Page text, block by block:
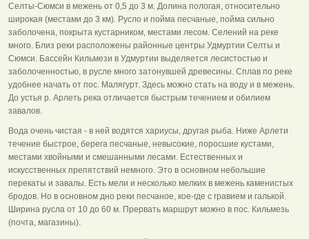
Селты-Сюмси в межень от 0,5 до 3 м. Долина пологая, относительно
широкая (местами до 3 км). Русло и пойма песчаные, пойма сильно
заболочена, покрыта кустарником, местами лесом. Селений на реке
много. Близ реки расположены районные центры Удмуртии Селты и
Сюмси. Бассейн Кильмези в Удмуртии выделяется лесистостью и
заболоченностью, в русле много затонувшей древесины. Сплав по реке
удобнее начать от пос. Малягурт. Здесь можно стать на воду и в межень.
До устья р. Арлеть река отличается быстрым течением и обилием
завалов.
Вода очень чистая - в ней водятся хариусы, другая рыба. Ниже Арлети
течение быстрое, берега песчаные, невысокие, поросшие кустами,
местами хвойными и смешанными лесами. Естественных и
искусственных препятствий немного. Это в основном небольшие
перекаты и завалы. Есть мели и несколько мелких в межень каменистых
бродов. Но в основном дно реки песчаное, кое-где с гравием и галькой.
Ширина русла от 10 до 60 м. Прервать маршрут можно в пос. Кильмезь
(почта, магазины).